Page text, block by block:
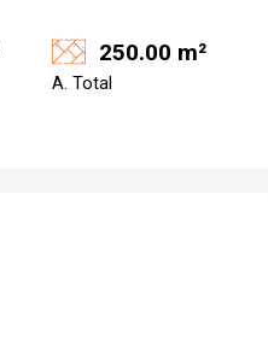
250.00 m²
A. Total